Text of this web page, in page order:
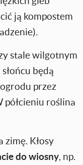
ją kompostem
stale wilgotnym
będą
przez
półcieniu roślina
zimę. Kłosy
do wiosny, np.